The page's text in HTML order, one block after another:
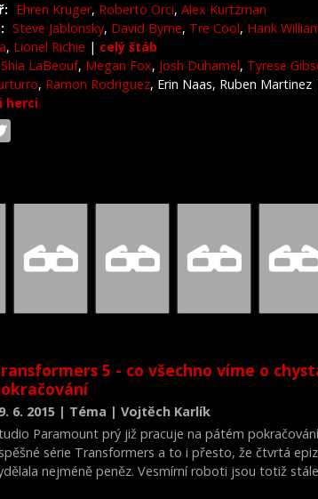
Ehren Kruger, Roberto Orci, Alex Kurtzman
Steve Jablonsky, David Byrne, Tre Cool, Hank
, Lionel Richie | celý štáb
Shia LaBeouf, Megan Fox, Josh Duhamel, Tyrese
, Ramon Rodriguez, Erin Naas, Ruben Martinez
herci
5 - co všechno víme o
6. 2015 | Téma | Vojtěch Karlík
Paramount prý již pracuje na pátém pokračování
série Transformers a to i přesto, že čtvrtá
nejméně peněz. Vesmírní roboti jsou totiž stále